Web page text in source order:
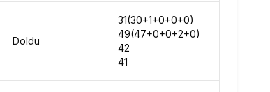
Doldu
31(30+1+0+0+0)
49(47+0+0+2+0)
42
41